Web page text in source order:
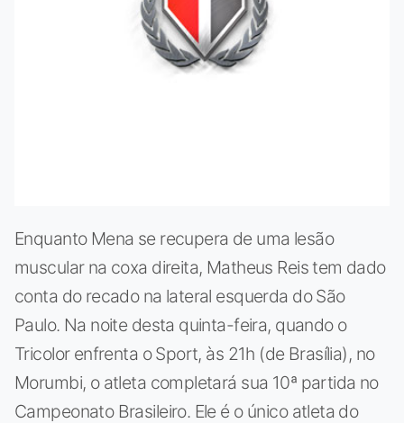
Enquanto Mena se recupera de uma lesão
muscular na coxa direita, Matheus Reis tem dado
conta do recado na lateral esquerda do São
Paulo. Na noite desta quinta-feira, quando o
Tricolor enfrenta o Sport, às 21h (de Brasília), no
Morumbi, o atleta completará sua 10ª partida no
Campeonato Brasileiro. Ele é o único atleta do